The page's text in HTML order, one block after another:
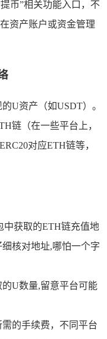
币”相关功能入口，不
资产账户或资金管理
U资产（如USDT）。
链（在一些平台上，
对应ETH链等，
中获取的ETH链充值地
核对地址,哪怕一个字
的U数量,留意平台可能
的手续费，不同平台